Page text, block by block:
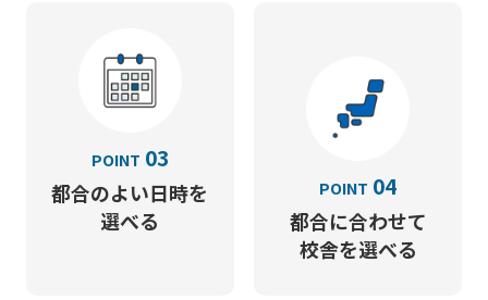
POINT 03
都合のよい日時を
選べる
POINT 04
都合に合わせて
校舎を選べる